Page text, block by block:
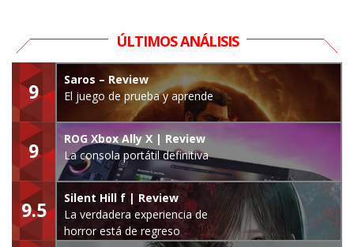
ÚLTIMOS ANÁLISIS
9
Saros – Review
El juego de prueba y aprende
9
ROG Xbox Ally X | Review
La consola portátil definitiva
9.5
Silent Hill f | Review
La verdadera experiencia de
horror está de regreso